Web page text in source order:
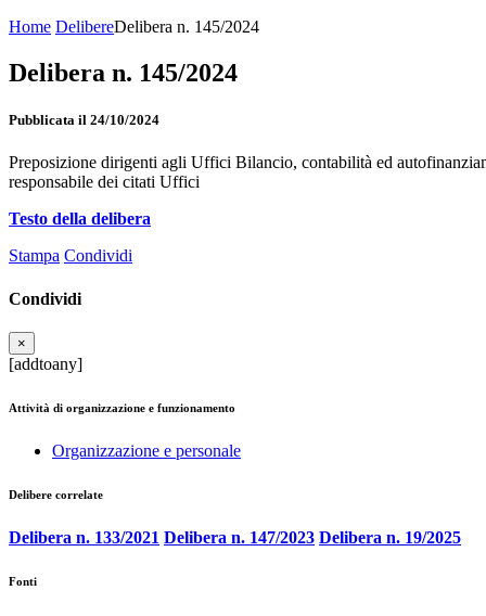
Home DelibereDelibera n. 145/2024
Delibera n. 145/2024
Pubblicata il 24/10/2024
Preposizione dirigenti agli Uffici Bilancio, contabilità ed
responsabile dei citati Uffici
Testo della delibera
Stampa Condividi
Condividi
×
[addtoany]
Attività di organizzazione e funzionamento
Organizzazione e personale
Delibere correlate
Delibera n. 133/2021 Delibera n. 147/2023 Delibera n. 19/2025
Fonti